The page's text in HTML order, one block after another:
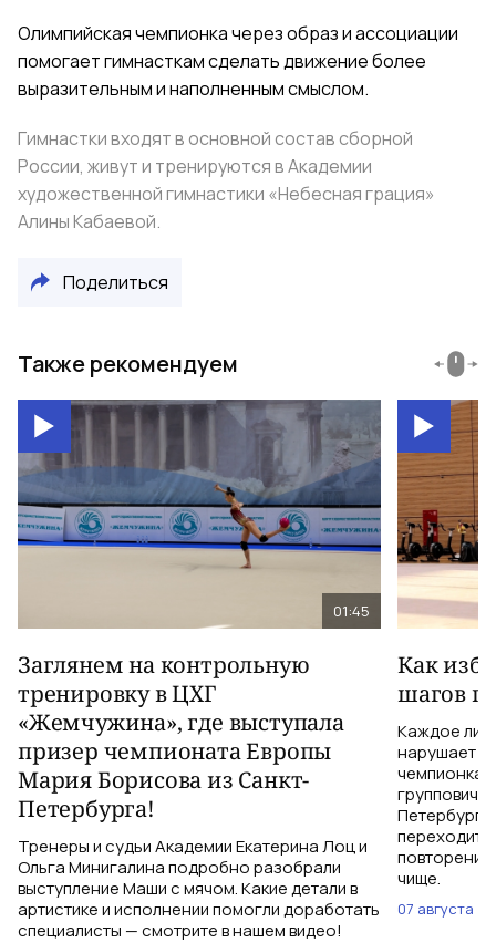
Олимпийская чемпионка через образ и ассоциации
помогает гимнасткам сделать движение более
выразительным и наполненным смыслом.
Гимнастки входят в основной состав сборной
России, живут и тренируются в Академии
художественной гимнастики «Небесная грация»
Алины Кабаевой.
Поделиться
Также рекомендуем
01:45
Заглянем на контрольную
тренировку в ЦХГ
«Жемчужина», где выступала
призер чемпионата Европы
Мария Борисова из Санкт-
Петербурга!
Тренеры и судьи Академии Екатерина Лоц и
Ольга Минигалина подробно разобрали
выступление Маши с мячом. Какие детали в
артистике и исполнении помогли доработать
специалисты — смотрите в нашем видео!
Как
шагов
Каждое
нарушает
чемпионка
повторений
чище.
07 августа